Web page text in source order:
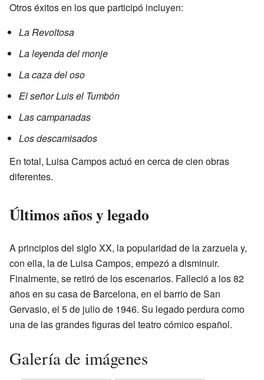
Otros éxitos en los que participó incluyen:
La Revoltosa
La leyenda del monje
La caza del oso
El señor Luis el Tumbón
Las campanadas
Los descamisados
En total, Luisa Campos actuó en cerca de cien obras
diferentes.
Últimos años y legado
A principios del siglo XX, la popularidad de la zarzuela y,
con ella, la de Luisa Campos, empezó a disminuir.
Finalmente, se retiró de los escenarios. Falleció a los 82
años en su casa de Barcelona, en el barrio de San
Gervasio, el 5 de julio de 1946. Su legado perdura como
una de las grandes figuras del teatro cómico español.
Galería de imágenes